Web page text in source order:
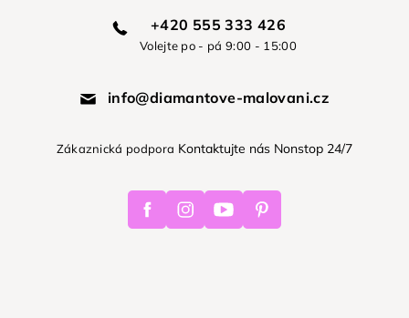
+420 555 333 426
Volejte po - pá 9:00 - 15:00
info@diamantove-malovani.cz
Zákaznická podpora Kontaktujte nás Nonstop 24/7
FacebookInstagramYoutube Pinterest